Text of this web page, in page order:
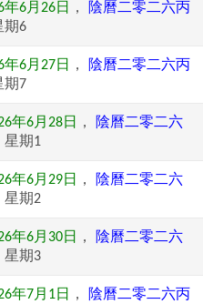
年6月26日 ，
陰曆二零二六丙
期6
年6月27日 ，
陰曆二零二六丙
期7
年6月28日 ，
陰曆二零二六
星期1
年6月29日 ，
陰曆二零二六
星期2
年6月30日 ，
陰曆二零二六
星期3
年7月1日 ，
陰曆二零二六丙